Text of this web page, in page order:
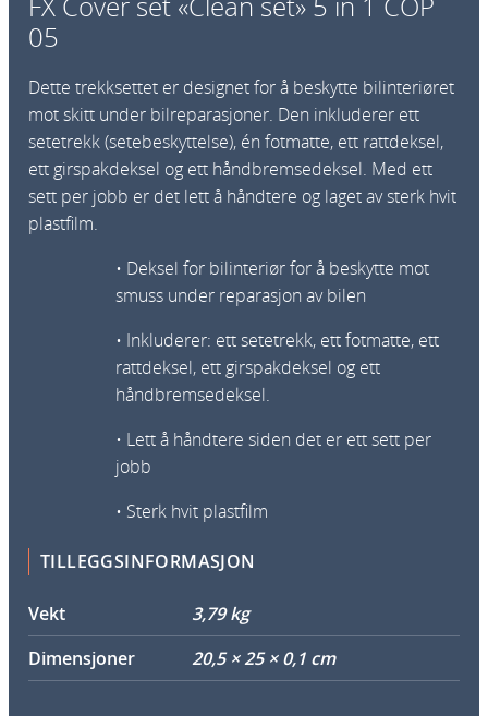
C
l
a
n
s
e
t
"
0
k
a
n
05
Dette trekksettet er designet for å beskytte bilinteriøret
mot skitt under bilreparasjoner. Den inkluderer ett
setetrekk (setebeskyttelse), én fotmatte, ett rattdeksel,
ett girspakdeksel og ett håndbremsedeksel. Med ett
sett per jobb er det lett å håndtere og laget av sterk hvit
plastfilm.
• Deksel for bilinteriør for å beskytte mot
smuss under reparasjon av bilen
• Inkluderer: ett setetrekk, ett fotmatte, ett
rattdeksel, ett girspakdeksel og ett
håndbremsedeksel.
• Lett å håndtere siden det er ett sett per
jobb
• Sterk hvit plastfilm
TILLEGGSINFORMASJON
Vekt
3,79 kg
Dimensjoner
20,5 × 25 × 0,1 cm